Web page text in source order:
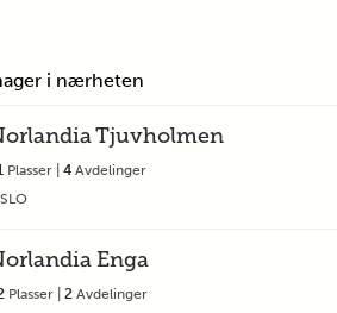
i nærheten
Tjuvholmen
Plasser | 4 Avdelinger
Enga
Plasser | 2 Avdelinger